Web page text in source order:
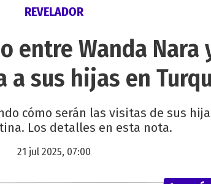
REVELADOR
entre Wanda Nara
a sus hijas en
cómo serán las visitas de sus
Los detalles en esta nota.
21 jul 2025, 07:00